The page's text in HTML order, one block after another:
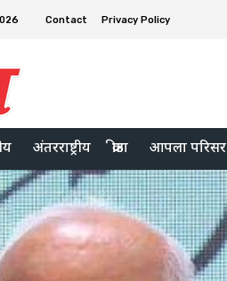
Contact Privacy Policy
अंतरराष्ट्रीय क्रीडा आपला परिसर